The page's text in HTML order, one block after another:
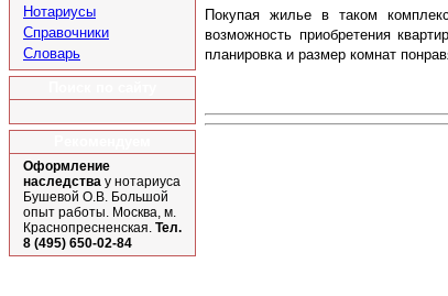
Нотариусы
Справочники
Словарь
Оформление
наследства у нотариуса
Бушевой О.В. Большой
опыт работы. Москва, м.
Краснопресненская. Тел.
8 (495) 650-02-84
Покупая жилье в таком
возможность приобретения
планировка и размер комнат